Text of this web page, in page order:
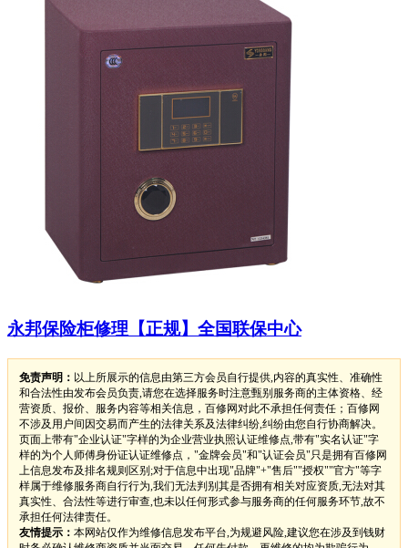
永邦保险柜修理【正规】全国联保中心
免责声明： 以上所展示的信息由第三方会员自行提供,内容的真实性、准确性
和合法性由发布会员负责,请您在选择服务时注意甄别服务商的主体资格、经
营资质、报价、服务内容等相关信息，百修网对此不承担任何责任；百修网
不涉及用户间因交易而产生的法律关系及法律纠纷,纠纷由您自行协商解决。
页面上带有"企业认证"字样的为企业营业执照认证维修点,带有"实名认证"字
样的为个人师傅身份证认证维修点，"金牌会员"和"认证会员"只是拥有百修网
上信息发布及排名规则区别;对于信息中出现"品牌"+"售后""授权""官方"等字
样属于维修服务商自行行为,我们无法判别其是否拥有相关对应资质,无法对其
真实性、合法性等进行审查,也未以任何形式参与服务商的任何服务环节,故不
承担任何法律责任。
友情提示： 本网站仅作为维修信息发布平台,为规避风险,建议您在涉及到钱财